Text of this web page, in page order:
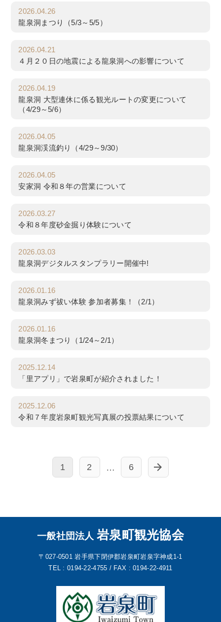
2026.04.26
龍泉洞まつり（5/3～5/5）
2026.04.21
４月２０日の地震による龍泉洞への影響について
2026.04.19
龍泉洞 大型連休に係る観光ルートの変更について
（4/29～5/6）
2026.04.05
龍泉洞渓流釣り（4/29～9/30）
2026.04.05
安家洞 令和８年の営業について
2026.03.27
令和８年度砂金掘り体験について
2026.03.03
龍泉洞デジタルスタンプラリー開催中!
2026.01.16
龍泉洞みず祓い体験 参加者募集！（2/1）
2026.01.16
龍泉洞冬まつり（1/24～2/1）
2025.12.14
「里アプリ」で岩泉町が紹介されました！
2025.12.06
令和７年度岩泉町観光写真展の投票結果について
1 2 … 6
一般社団法人 岩泉町観光協会
〒027-0501岩手県下閉伊郡岩泉町岩泉字神成1-1
TEL : 0194-22-4755 / FAX : 0194-22-4911